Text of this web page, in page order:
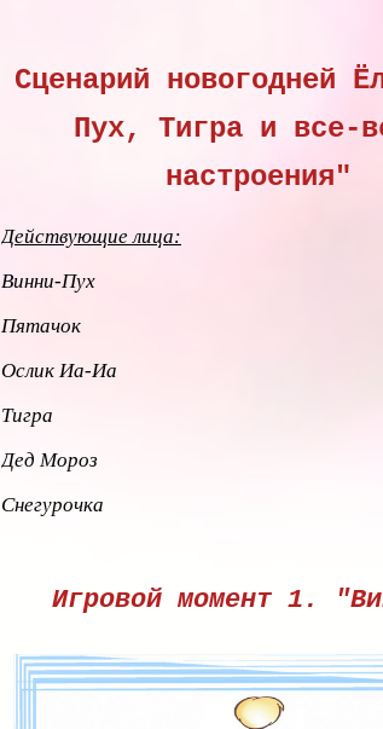
Сценарий новогодней
Пух, Тигра и все-
настроения"
Действующие лица:
Винни-Пух
Пятачок
Ослик Иа-Иа
Тигра
Дед Мороз
Снегурочка
Игровой момент 1.